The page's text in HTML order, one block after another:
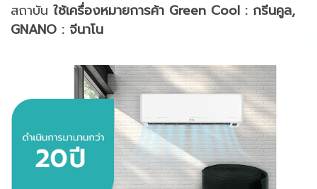
สถาบัน ใช้เครื่องหมายการค้า Green Cool : กรีนคูล,
GNANO : จีนาโน